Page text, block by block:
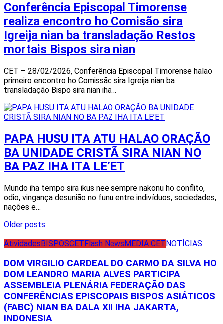
Conferência Episcopal Timorense
realiza encontro ho Comisão sira
Igreija nian ba transladação Restos
mortais Bispos sira nian
CET – 28/02/2026, Conferência Episcopal Timorense halao
primeiro encontro ho Comissão sira Igreija nian ba
transladação Bispo sira nian iha…
PAPA HUSU ITA ATU HALAO ORAÇÃO
BA UNIDADE CRISTÃ SIRA NIAN NO
BA PAZ IHA ITA LE’ET
Mundo iha tempo sira ikus nee sempre nakonu ho conflito,
odio, vingança desunião no funu entre indivíduos, sociedades,
nações e…
Posts
navigation
Older posts
AtividadesBISPOSCETFlash NewsMEDIA CETNOTÍCIAS
DOM VIRGILIO CARDEAL DO CARMO DA SILVA HO
DOM LEANDRO MARIA ALVES PARTICIPA
ASSEMBLEIA PLENÁRIA FEDERAÇÃO DAS
CONFERÊNCIAS EPISCOPAIS BISPOS ASIÁTICOS
(FABC) NIAN BA DALA XII IHA JAKARTA,
INDONESIA